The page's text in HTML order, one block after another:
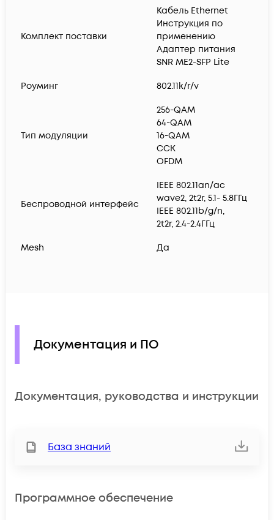
Комплект поставки
Кабель Ethernet
Инструкция по
применению
Адаптер питания
SNR ME2-SFP Lite
Роуминг 802.11k/r/v
Тип модуляции
256-QAM
64-QAM
16-QAM
CCK
OFDM
Беспроводной интерфейс
IEEE 802.11an/ac
wave2, 2t2r, 5.1- 5.8ГГц
IEEE 802.11b/g/n,
2t2r, 2.4-2.4ГГц
Mesh Да
Документация и ПО
Документация, руководства и инструкции
База знаний
Программное обеспечение